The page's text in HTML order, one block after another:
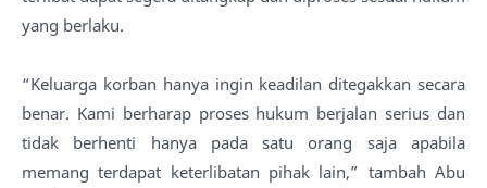
yang berlaku.
“Keluarga korban hanya ingin keadilan ditegakkan secara
benar. Kami berharap proses hukum berjalan serius dan
tidak berhenti hanya pada satu orang saja apabila
memang terdapat keterlibatan pihak lain,” tambah Abu